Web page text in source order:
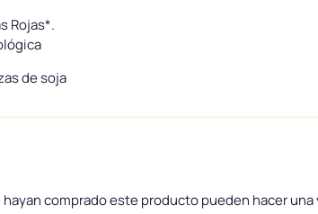
Rojas*.
de soja
comprado este producto pueden hacer una